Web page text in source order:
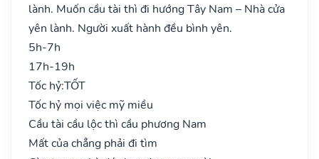
lành. Muốn cầu tài thì đi hướng Tây Nam – Nhà cửa
yên lành. Người xuất hành đều bình yên.
5h-7h
17h-19h
Tốc hỷ:TỐT
Tốc hỷ mọi việc mỹ miều
Cầu tài cầu lộc thì cầu phương Nam
Mất của chẳng phải đi tìm